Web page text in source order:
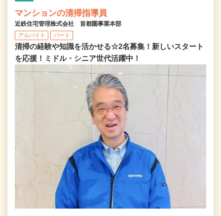
マンションの清掃指導員
近鉄住宅管理株式会社 首都圏事業本部
アルバイト パート
清掃の経験や知識を活かせる☆2名募集！新しいスタート
を応援！ミドル・シニア世代活躍中！